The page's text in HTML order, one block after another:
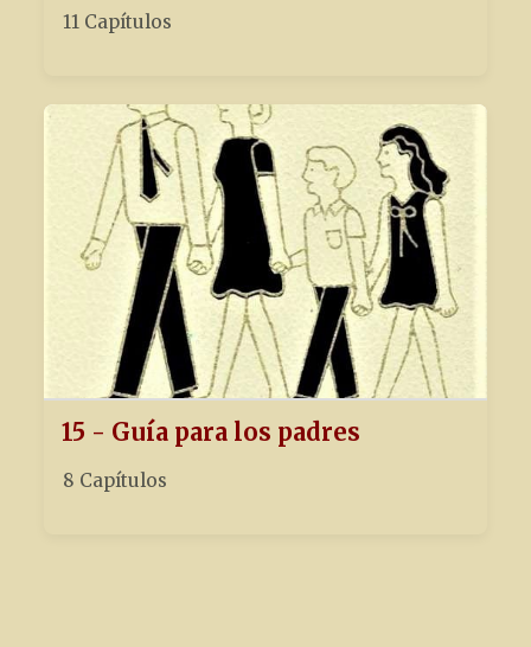
11 Capítulos
15 - Guía para los padres
8 Capítulos